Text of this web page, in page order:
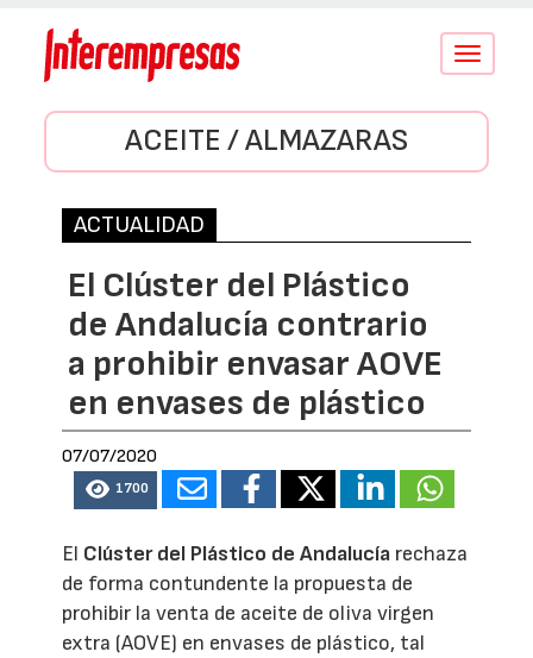
Conmutar
ACEITE / ALMAZARAS
ACTUALIDAD
El Clúster del Plástico
de Andalucía contrario
a prohibir envasar AOVE
en envases de plástico
07/07/2020
1700
El Clúster del Plástico de Andalucía rechaza
de forma contundente la propuesta de
prohibir la venta de aceite de oliva virgen
extra (AOVE) en envases de plástico, tal